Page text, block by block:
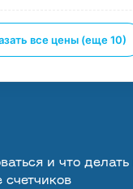
все цены (еще 10)
и что
счетчиков